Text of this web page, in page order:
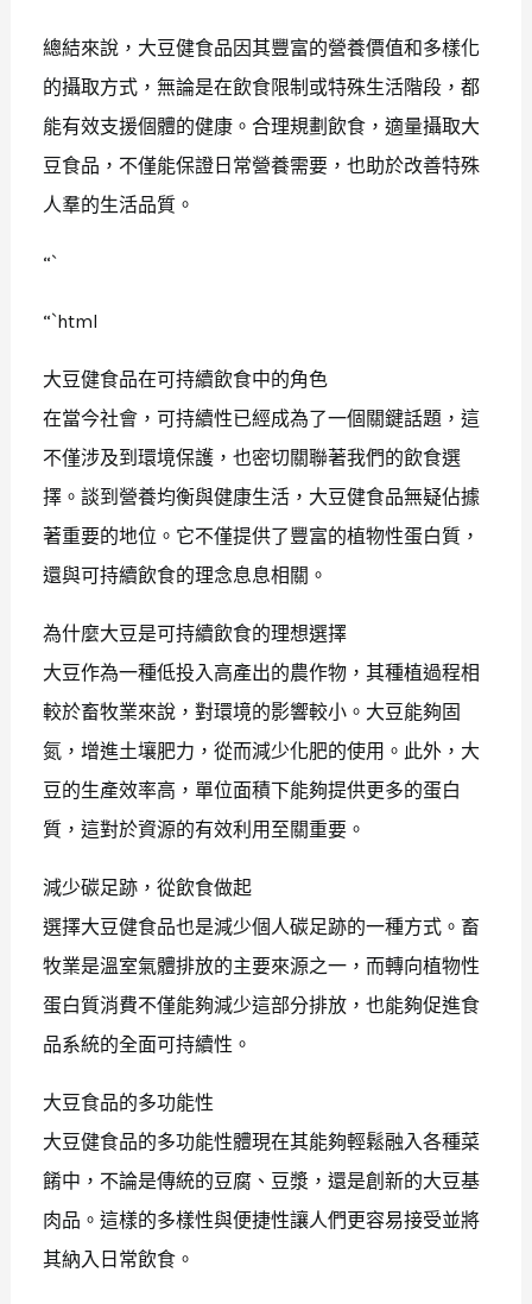
總結來說，大豆健食品因其豐富的營養價值和多樣化
的攝取方式，無論是在飲食限制或特殊生活階段，都
能有效支援個體的健康。合理規劃飲食，適量攝取大
豆食品，不僅能保證日常營養需要，也助於改善特殊
人羣的生活品質。
“`
“`html
大豆健食品在可持續飲食中的角色
在當今社會，可持續性已經成為了一個關鍵話題，這
不僅涉及到環境保護，也密切關聯著我們的飲食選
擇。談到營養均衡與健康生活，大豆健食品無疑佔據
著重要的地位。它不僅提供了豐富的植物性蛋白質，
還與可持續飲食的理念息息相關。
為什麼大豆是可持續飲食的理想選擇
大豆作為一種低投入高產出的農作物，其種植過程相
較於畜牧業來說，對環境的影響較小。大豆能夠固
氮，增進土壤肥力，從而減少化肥的使用。此外，大
豆的生產效率高，單位面積下能夠提供更多的蛋白
質，這對於資源的有效利用至關重要。
減少碳足跡，從飲食做起
選擇大豆健食品也是減少個人碳足跡的一種方式。畜
牧業是溫室氣體排放的主要來源之一，而轉向植物性
蛋白質消費不僅能夠減少這部分排放，也能夠促進食
品系統的全面可持續性。
大豆食品的多功能性
大豆健食品的多功能性體現在其能夠輕鬆融入各種菜
餚中，不論是傳統的豆腐、豆漿，還是創新的大豆基
肉品。這樣的多樣性與便捷性讓人們更容易接受並將
其納入日常飲食。